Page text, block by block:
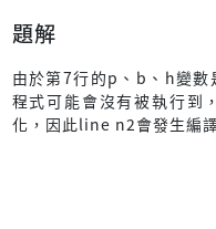
題解
由於第7行的p、b、h變
程式可能會沒有被執行到
化，因此line n2會發生編